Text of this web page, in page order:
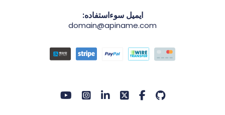
ایمیل سوءاستفاده:
domain@apiname.com